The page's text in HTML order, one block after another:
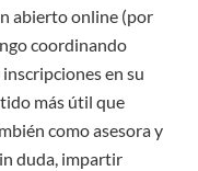
abierto online (por
coordinando
en su
más útil que
como asesora y
duda, impartir